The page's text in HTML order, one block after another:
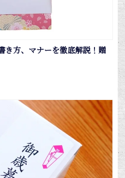
き方、マナーを徹底解説！贈